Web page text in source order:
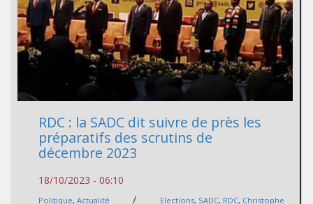
RDC : la SADC dit suivre de près les
préparatifs des scrutins de
décembre 2023
18/10/2023 - 06:10
Politique, Actualité / Elections, SADC, RDC, Christophe